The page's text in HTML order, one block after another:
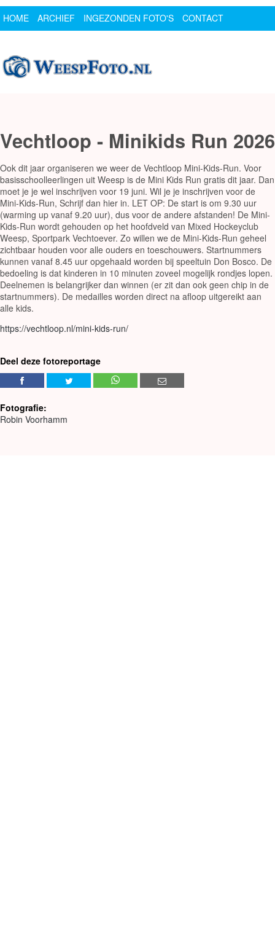
HOME ARCHIEF INGEZONDEN FOTO'S
CONTACT
Vechtloop - Minikids Run 2026
Ook dit jaar organiseren we weer de Vechtloop Mini-Kids-Run. Voor
basisschoolleerlingen uit Weesp is de Mini Kids Run gratis dit jaar. Dan
moet je je wel inschrijven voor 19 juni. Wil je je inschrijven voor de
Mini-Kids-Run, Schrijf dan hier in. LET OP: De start is om 9.30 uur
(warming up vanaf 9.20 uur), dus voor de andere afstanden! De Mini-
Kids-Run wordt gehouden op het hoofdveld van Mixed Hockeyclub
Weesp, Sportpark Vechtoever. Zo willen we de Mini-Kids-Run geheel
zichtbaar houden voor alle ouders en toeschouwers. Startnummers
kunnen vanaf 8.45 uur opgehaald worden bij speeltuin Don Bosco. De
bedoeling is dat kinderen in 10 minuten zoveel mogelijk rondjes lopen.
Deelnemen is belangrijker dan winnen (er zit dan ook geen chip in de
startnummers). De medailles worden direct na afloop uitgereikt aan
alle kids.
https://vechtloop.nl/mini-kids-run/
Deel deze fotoreportage
Fotografie:
Robin Voorhamm